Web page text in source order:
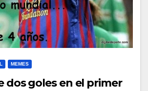
MEMES
dos goles en el primer